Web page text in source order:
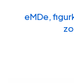
eMDe,